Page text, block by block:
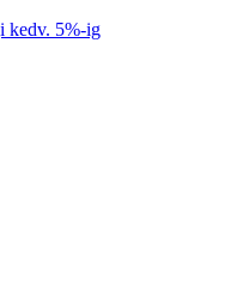
kedv. 5%-ig